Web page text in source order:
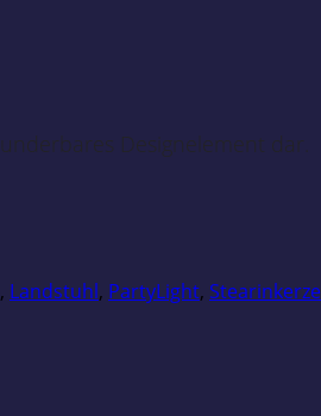
Designelement dar.
, Landstuhl, PartyLight, Stearinkerze